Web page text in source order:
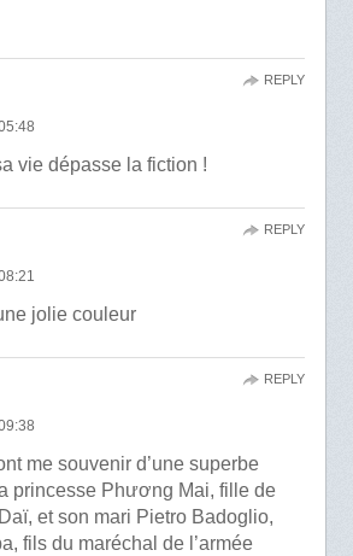
vie dépasse la fiction !
REPLY
jolie couleur
REPLY
me souvenir d’une superbe
princesse Phương Mai, fille de
et son mari Pietro Badoglio,
fils du maréchal de l’armée
REPLY